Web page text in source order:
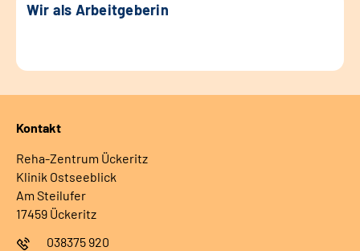
Wir als Arbeitgeberin
Kontakt
Reha-Zentrum Ückeritz
Klinik Ostseeblick
Am Steilufer
17459 Ückeritz
038375 920